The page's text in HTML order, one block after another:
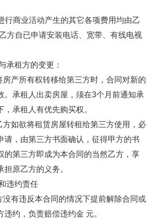
行商业活动产生的其它各项费用均由乙
方自已申请安装电话、宽带、有线电视
承租方的变更：
房产所有权转移给第三方时，合同对新的
。承租人出卖房屋，须在3个月前通知承
承租人有优先购买权。
方如欲将租赁房屋转租给第三方使用，必
请，由第三方书面确认，征得甲方的书
的第三方即成为本合同的当然乙方，享
原乙方的义务。
违约责任
没有违反本合同的情况下提前解除合同或
约，负责赔偿违约金 元。